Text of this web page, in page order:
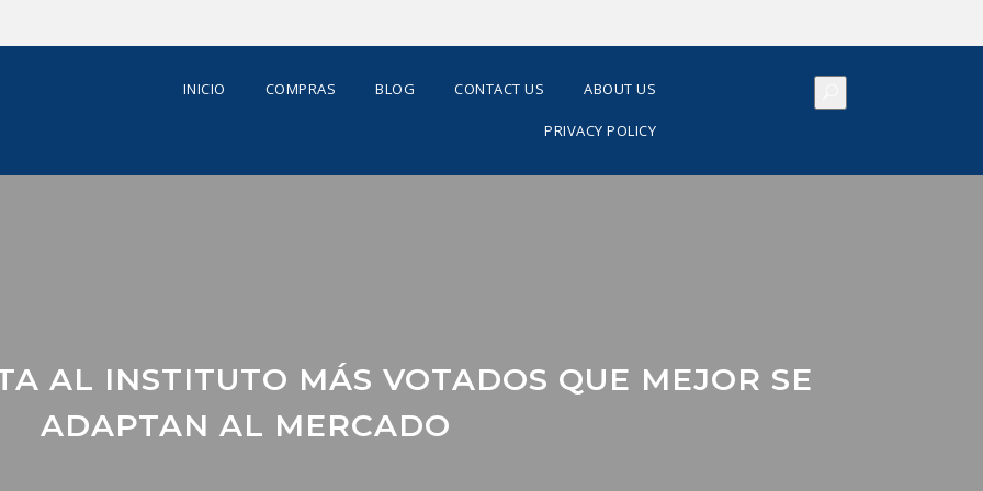
INICIO COMPRAS BLOG CONTACT US ABOUT US
PRIVACY POLICY
AL INSTITUTO MÁS VOTADOS QUE MEJOR SE
ADAPTAN AL MERCADO